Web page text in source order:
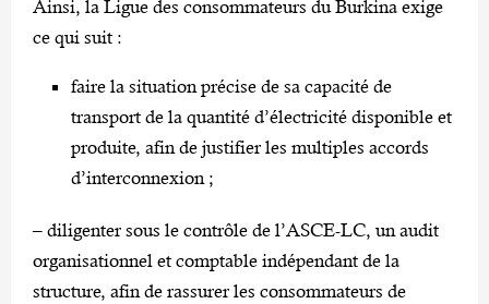
Ainsi, la Ligue des consommateurs du Burkina exige
ce qui suit :
faire la situation précise de sa capacité de
transport de la quantité d’électricité disponible et
produite, afin de justifier les multiples accords
d’interconnexion ;
– diligenter sous le contrôle de l’ASCE-LC, un audit
organisationnel et comptable indépendant de la
structure, afin de rassurer les consommateurs de